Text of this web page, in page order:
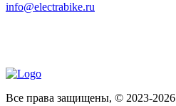
info@electrabike.ru
Все права защищены, © 2023-2026